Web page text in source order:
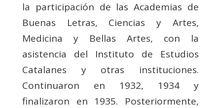
la participación de las Academias de
Buenas Letras, Ciencias y Artes,
Medicina y Bellas Artes, con la
asistencia del Instituto de Estudios
Catalanes y otras instituciones.
Continuaron en 1932, 1934 y
finalizaron en 1935. Posteriormente,